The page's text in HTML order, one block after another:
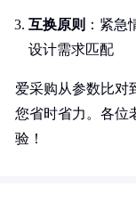
互换原则 ：紧
设计需求匹配
爱采购从参数比对
您省时省力。各位
验！